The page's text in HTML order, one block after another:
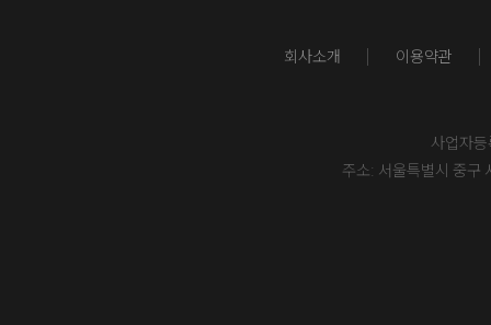
회사소개 이용약관
사업자
주소: 서울특별시 중구